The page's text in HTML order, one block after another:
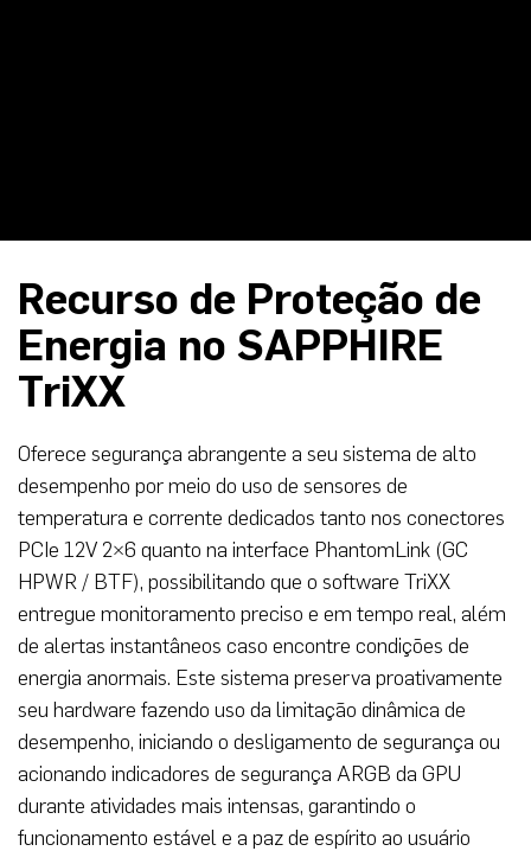
Recurso de Proteção de
Energia no SAPPHIRE
TriXX
Oferece segurança abrangente a seu sistema de alto
desempenho por meio do uso de sensores de
temperatura e corrente dedicados tanto nos conectores
PCIe 12V 2×6 quanto na interface PhantomLink (GC
HPWR / BTF), possibilitando que o software TriXX
entregue monitoramento preciso e em tempo real, além
de alertas instantâneos caso encontre condições de
energia anormais. Este sistema preserva proativamente
seu hardware fazendo uso da limitação dinâmica de
desempenho, iniciando o desligamento de segurança ou
acionando indicadores de segurança ARGB da GPU
durante atividades mais intensas, garantindo o
funcionamento estável e a paz de espírito ao usuário